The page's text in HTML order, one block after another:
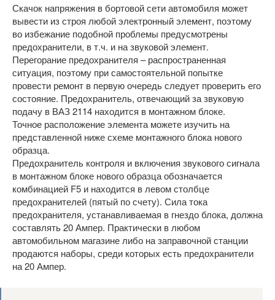
Скачок напряжения в бортовой сети автомобиля может
вывести из строя любой электронный элемент, поэтому
во избежание подобной проблемы предусмотрены
предохранители, в т.ч. и на звуковой элемент.
Перегорание предохранителя – распространенная
ситуация, поэтому при самостоятельной попытке
провести ремонт в первую очередь следует проверить его
состояние. Предохранитель, отвечающий за звуковую
подачу в ВАЗ 2114 находится в монтажном блоке.
Точное расположение элемента можете изучить на
представленной ниже схеме монтажного блока нового
образца.
Предохранитель контроля и включения звукового сигнала
в монтажном блоке нового образца обозначается
комбинацией F5 и находится в левом столбце
предохранителей (пятый по счету). Сила тока
предохранителя, устанавливаемая в гнездо блока, должна
составлять 20 Ампер. Практически в любом
автомобильном магазине либо на заправочной станции
продаются наборы, среди которых есть предохранители
на 20 Ампер.